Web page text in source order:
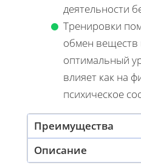
деятельности
Тренировки
обмен
оптимальный
влияет как на
психическое
Преимущества
Описание